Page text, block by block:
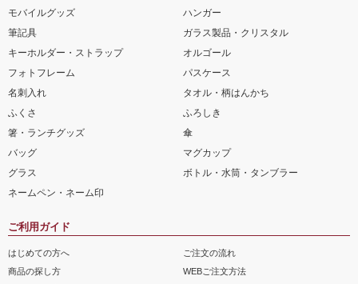
モバイルグッズ
ハンガー
筆記具
ガラス製品・クリスタル
キーホルダー・ストラップ
オルゴール
フォトフレーム
パスケース
名刺入れ
タオル・柄はんかち
ふくさ
ふろしき
箸・ランチグッズ
傘
バッグ
マグカップ
グラス
ボトル・水筒・タンブラー
ネームペン・ネーム印
ご利用ガイド
はじめての方へ
ご注文の流れ
商品の探し方
WEBご注文方法